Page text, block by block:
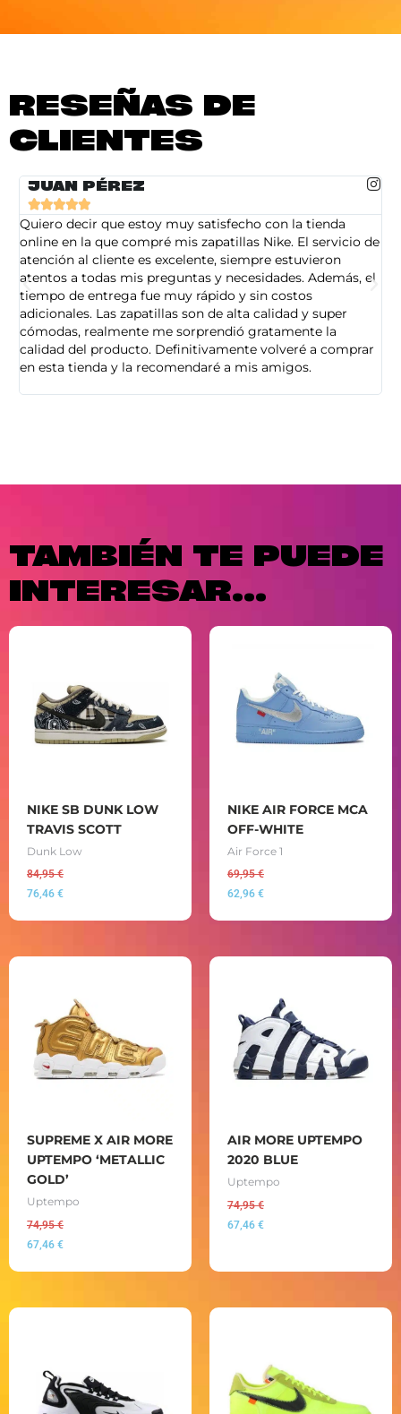
RESEÑAS DE
CLIENTES
JUAN PÉREZ

Quiero decir que estoy muy satisfecho con la tienda
online en la que compré mis zapatillas Nike. El servicio de
atención al cliente es excelente, siempre estuvieron
atentos a todas mis preguntas y necesidades. Además, el
tiempo de entrega fue muy rápido y sin costos
adicionales. Las zapatillas son de alta calidad y super
cómodas, realmente me sorprendió gratamente la
calidad del producto. Definitivamente volveré a comprar
en esta tienda y la recomendaré a mis amigos.
TAMBIÉN TE PUEDE
INTERESAR...
NIKE SB DUNK LOW
TRAVIS SCOTT
Dunk Low
84,95€
76,46 €
NIKE AIR FORCE MCA
OFF-WHITE
Air Force 1
69,95€
62,96 €
SUPREME X AIR MORE
UPTEMPO ‘METALLIC
GOLD’
Uptempo
74,95€
67,46 €
AIR MORE UPTEMPO
2020 BLUE
Uptempo
74,95€
67,46 €